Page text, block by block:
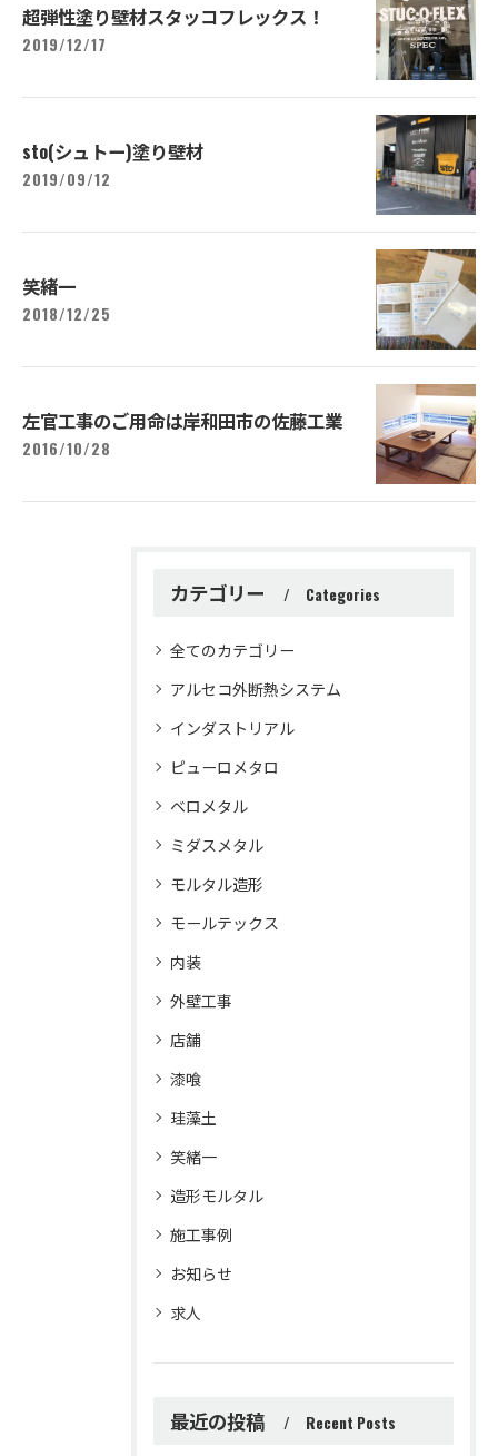
超弾性塗り壁材スタッコフレックス！
2019/12/17
sto(シュトー)塗り壁材
2019/09/12
笑緒一
2018/12/25
左官工事のご用命は岸和田市の佐藤工業
2016/10/28
カテゴリー Categories
全てのカテゴリー
アルセコ外断熱システム
インダストリアル
ピューロメタロ
ベロメタル
ミダスメタル
モルタル造形
モールテックス
内装
外壁工事
店舗
漆喰
珪藻土
笑緒一
造形モルタル
施工事例
お知らせ
求人
最近の投稿 Recent Posts